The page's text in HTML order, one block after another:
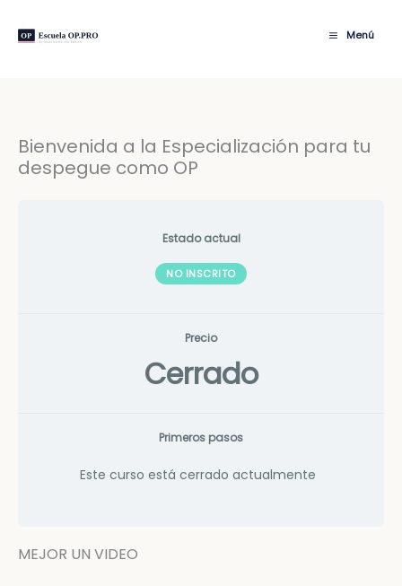
Menú
Bienvenida a la Especialización para tu
despegue como OP
Estado actual
NO INSCRITO
Precio
Cerrado
Primeros pasos
Este curso está cerrado actualmente
MEJOR UN VIDEO
Módulos
¡
BIENVENIDA
A